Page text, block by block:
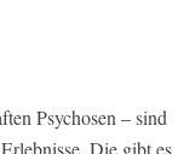
Psychosen – sind